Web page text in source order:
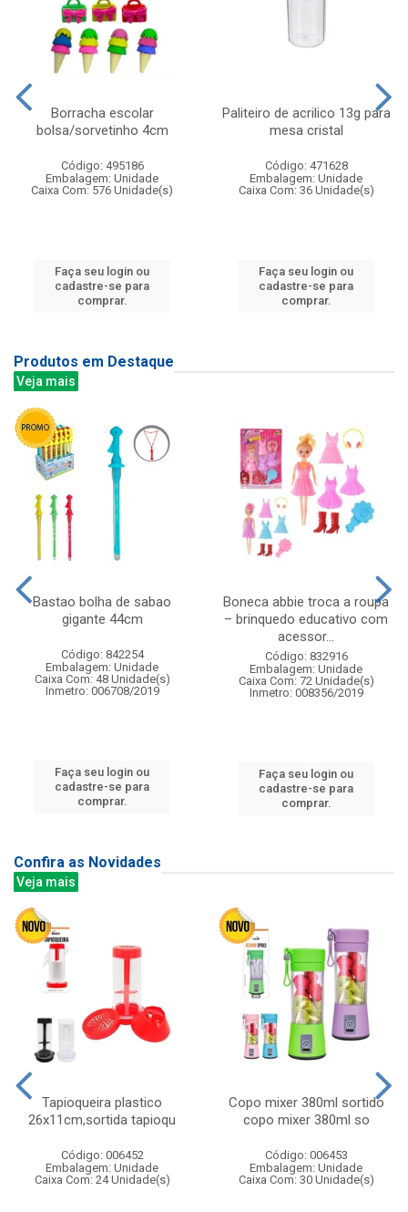
Borracha escolar
bolsa/sorvetinho 4cm
Código: 495186
Embalagem: Unidade
Caixa Com: 576 Unidade(s)
Faça seu login ou
cadastre-se para
comprar.
Paliteiro de acrilico 13g para
mesa cristal
Código: 471628
Embalagem: Unidade
Caixa Com: 36 Unidade(s)
Faça seu login ou
cadastre-se para
comprar.
Produtos em Destaque
Veja mais
Bastao bolha de sabao
gigante 44cm
Código: 842254
Embalagem: Unidade
Caixa Com: 48 Unidade(s)
Inmetro: 006708/2019
Faça seu login ou
cadastre-se para
comprar.
Boneca abbie troca a roupa
– brinquedo educativo com
acessor...
Código: 832916
Embalagem: Unidade
Caixa Com: 72 Unidade(s)
Inmetro: 008356/2019
Faça seu login ou
cadastre-se para
comprar.
Confira as Novidades
Veja mais
Tapioqueira plastico
26x11cm,sortida tapioqu
Código: 006452
Embalagem: Unidade
Caixa Com: 24 Unidade(s)
Copo mixer 380ml sortido
copo mixer 380ml so
Código: 006453
Embalagem: Unidade
Caixa Com: 30 Unidade(s)